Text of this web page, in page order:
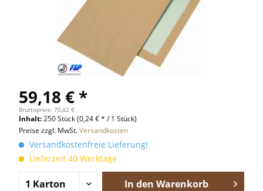
59,18 € *
Bruttopreis: 70,42 €
Inhalt:250 Stück(0,24 € * / 1 Stück)
Preise zzgl. MwSt.Versandkosten
Versandkostenfreie Lieferung!
Lieferzeit 40 Werktage
In den Warenkorb